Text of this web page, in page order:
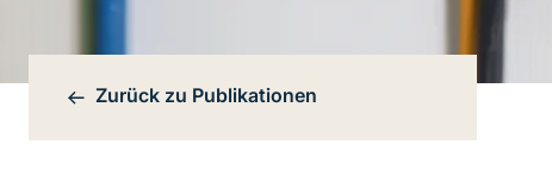
Bereichsnavigation
Zurück zu Publikationen